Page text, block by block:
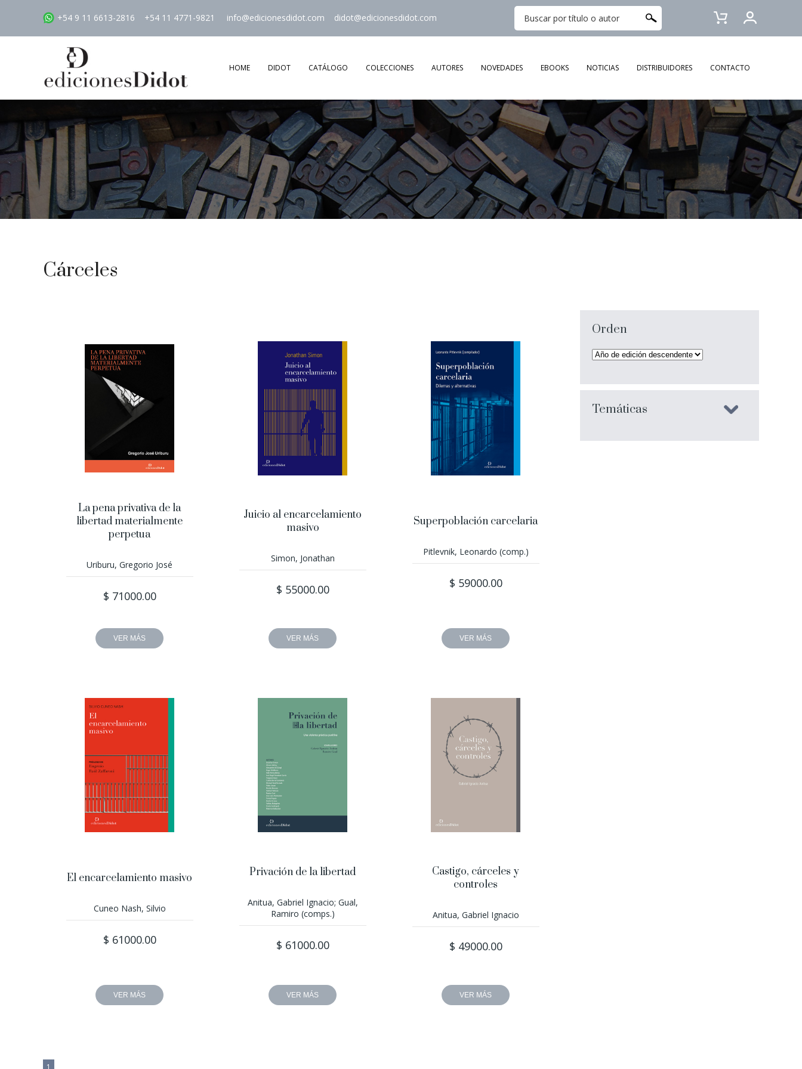
+54 9 11 6613-2816 +54 11 4771-9821 info@edicionesdidot.com didot@edicionesdidot.com
HOME DIDOT CATÁLOGO COLECCIONES AUTORES NOVEDADES EBOOKS NOTICIAS DISTRIBUIDORES CONTACTO
Cárceles
La pena privativa de la
libertad materialmente
perpetua
Uriburu, Gregorio José
$ 71000.00
VER MÁS
Juicio al encarcelamiento
masivo
Simon, Jonathan
$ 55000.00
VER MÁS
Superpoblación carcelaria
Pitlevnik, Leonardo (comp.)
$ 59000.00
VER MÁS
El encarcelamiento masivo
Cuneo Nash, Silvio
$ 61000.00
VER MÁS
Privación de la libertad
Anitua, Gabriel Ignacio; Gual,
Ramiro (comps.)
$ 61000.00
VER MÁS
Castigo, cárceles y
controles
Anitua, Gabriel Ignacio
$ 49000.00
VER MÁS
1
Orden
Temáticas